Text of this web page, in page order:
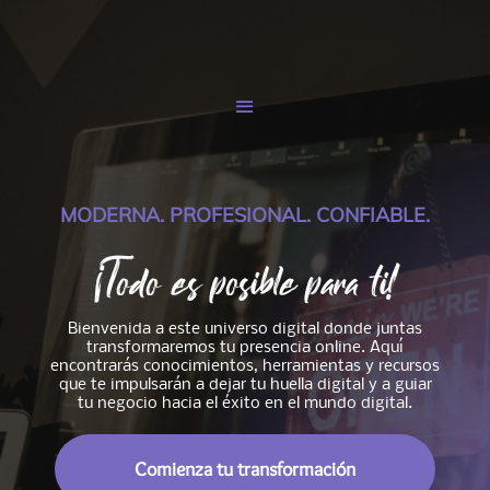
MODERNA. PROFESIONAL. CONFIABLE.
¡Todo es posible para ti!
Bienvenida a este universo digital donde juntas
transformaremos tu presencia online. Aquí
encontrarás conocimientos, herramientas y recursos
que te impulsarán a dejar tu huella digital y a guiar
tu negocio hacia el éxito en el mundo digital.
Comienza tu transformación